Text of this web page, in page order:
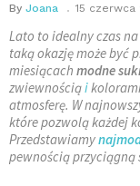
By Joana 15 czerwca
Lato to idealny czas
taką okazję może być
miesiącach modne
zwiewnościąi
atmosferę. W
które pozwolą każdej
Przedstawiamy
pewnością przyciągną